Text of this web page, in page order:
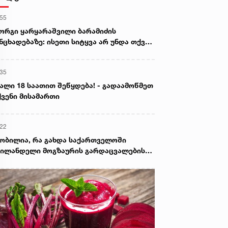
ყარყარაშვილი ბარამიძის
ისეთი სიტყვა არ უნდა თქვა,
წარმოაჩენს, შენი სიტყვები
და რუსული სააგენტოების მიერ
წაღებული და ყველა ქართველს
18 საათით შეწყდება! - გადაამოწმეთ
მისამართი
რა გახდა საქართველოში
მოგზაურის გარდაცვალების